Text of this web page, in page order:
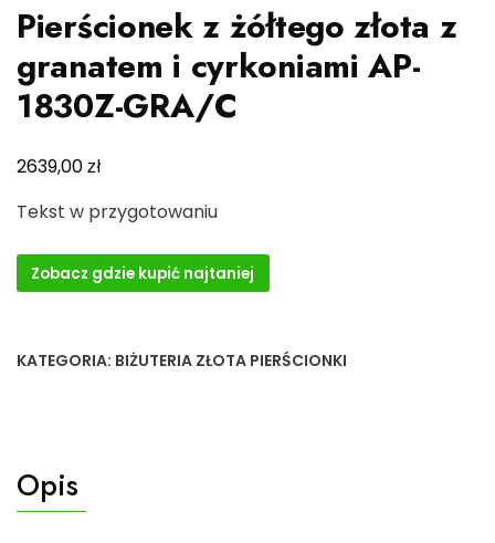
Pierścionek z żółtego złota z
granatem i cyrkoniami AP-
1830Z-GRA/C
2639,00zł
Tekst w przygotowaniu
Zobacz gdzie kupić najtaniej
KATEGORIA: BIŻUTERIA ZŁOTA PIERŚCIONKI
Opis